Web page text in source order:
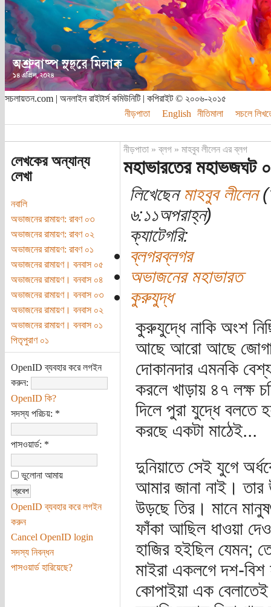
সচলায়তন.com | অনলাইন রাইটার্স কমিউনিটি | কপিরাইট © ২০০৬-২০১৫
নীড়পাতা
English নীতিমালা সচলে
লেখকের অন্যান্য
লেখা
নবালি
অভাজনের রামায়ণ: রাবণ ০৩
অভাজনের রামায়ণ: রাবণ ০২
অভাজনের রামায়ণ: রাবণ ০১
অভাজনের রামায়ণ। বনবাস ০৫
অভাজনের রামায়ণ। বনবাস ০৪
অভাজনের রামায়ণ। বনবাস ০৩
অভাজনের রামায়ণ। বনবাস ০২
অভাজনের রামায়ণ। বনবাস ০১
পিতৃপুরাণ ০১
OpenID ব্যবহার করে লগইন
করুন:
OpenID কি?
সদস্য পরিচয়: *
পাসওয়ার্ড: *
ভুলোনা আমায়
OpenID ব্যবহার করে লগইন
করুন
Cancel OpenID login
সদস্য নিবন্ধন
পাসওয়ার্ড হারিয়েছে?
নীড়পাতা»ব্লগ» মাহবুব লীলেন এর ব্লগ
মহাভারতের মহাভজঘট
লিখেছেনমাহবুব লীলেন
৬:১১অপরাহ্ন)
ক্যাটেগরি:
ব্লগরব্লগর
অভাজনের মহাভারত
কুরুযুদ্ধ
কুরুযুদ্ধে নাকি অংশ
আছে আরো আছে
দোকানদার এমনকি
করলে খাড়ায় ৪৭ লক্ষ
দিলে পুরা যুদ্ধে
করছে একটা মাঠেই...
দুনিয়াতে সেই যুগে
আমার জানা নাই। তার
উড়ছে তির। মানে
ফাঁকা আছিল ধাওয়া
হাজির হইছিল যেমন;
মাইরা একলগে দশ-বিশ
কোপাইয়া এক